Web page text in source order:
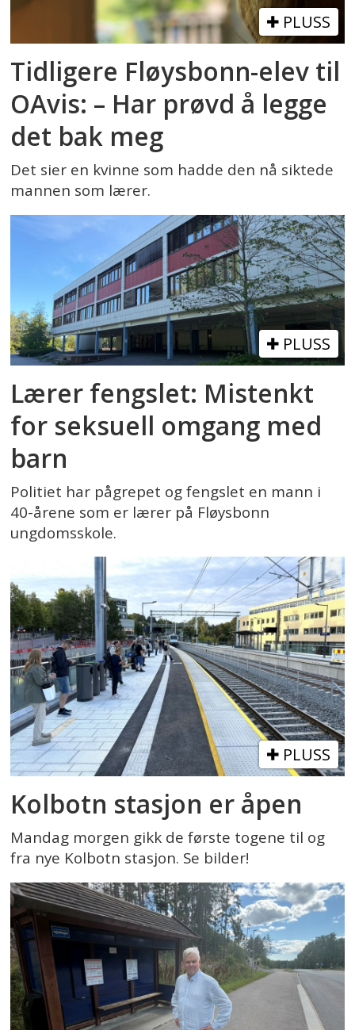
PLUSS
Tidligere Fløysbonn-elev til
OAvis: – Har prøvd å legge
det bak meg
Det sier en kvinne som hadde den nå siktede
mannen som lærer.
PLUSS
Lærer fengslet: Mistenkt
for seksuell omgang med
barn
Politiet har pågrepet og fengslet en mann i
40-årene som er lærer på Fløysbonn
ungdomsskole.
PLUSS
Kolbotn stasjon er åpen
Mandag morgen gikk de første togene til og
fra nye Kolbotn stasjon. Se bilder!